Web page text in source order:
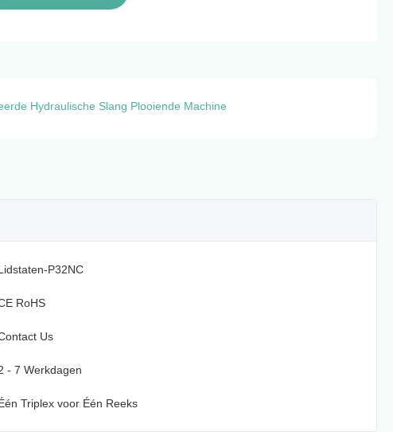
Hydraulische Slang Plooiende Machine
P32NC
RoHS
Us
- 7 Werkdagen
Triplex voor Één Reeks